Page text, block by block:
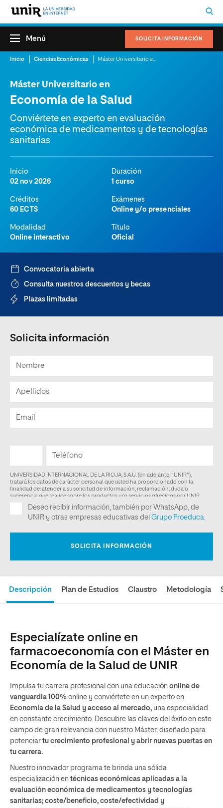
SOLICITA INFORMACIÓN
Menú
Inicio Ciencias Económicas
Máster Universitario en
Economía de la Salud
Conviértete en experto en evaluación
económica de medicamentos y de tecnologías
sanitarias
Inicio
02 nov 2026
Duración
1 curso
Créditos
60 ECTS
Exámenes
Online y/o presenciales
Modalidad
Online interactivo
Título
Oficial
Descripción Plan de Estudios Claustro Metodología
Especialízate online en
farmacoeconomía con el Máster en
Economía de la Salud de UNIR
Impulsa tu carrera profesional con una educación online de
vanguardia 100% online y conviértete en un experto en
Economía de la Salud y acceso al mercado, una especialidad
en constante crecimiento. Descubre las claves del éxito en este
campo de gran relevancia con nuestro Máster, diseñado para
potenciar tu crecimiento profesional y abrir nuevas puertas en
tu carrera.
Nuestro innovador programa te brinda una sólida
especialización en técnicas económicas aplicadas a la
evaluación económica de medicamentos y tecnologías
sanitarias; coste/beneficio, coste/efectividad y
Convocatoria abierta
Consulta nuestros descuentos y becas
Plazas limitadas
Solicita información